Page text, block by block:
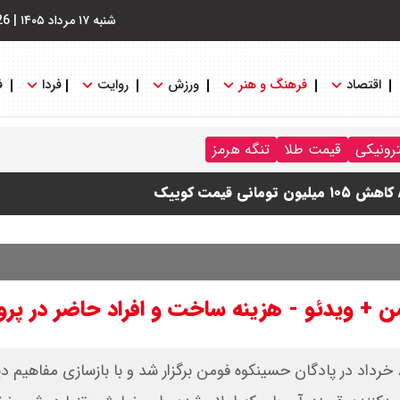
شنبه ۱۷ مرداد ۱۴۰۵ |
اقتصاد فرهنگ و هنر ورزش روایت فردا
قیمت طلا
تنگه هرمز
+ ویدئو - هزینه ساخت و افراد حاضر در
نمایش میدانی و فرهنگی «ساعت به وقت بهشت» از ۴ تا ۸ خرداد در پادگان حسینکوه فومن برگزار شد و با بازسازی